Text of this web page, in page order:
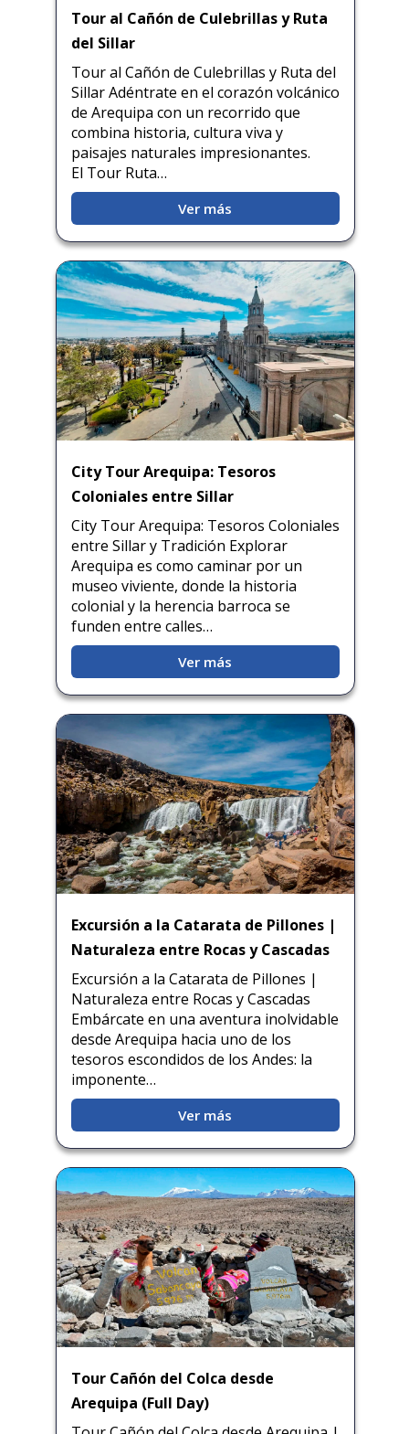
Tour al Cañón de Culebrillas y Ruta
del Sillar
Tour al Cañón de Culebrillas y Ruta del
Sillar Adéntrate en el corazón volcánico
de Arequipa con un recorrido que
combina historia, cultura viva y
paisajes naturales impresionantes.
El Tour Ruta…
Ver más
City Tour Arequipa: Tesoros
Coloniales entre Sillar
City Tour Arequipa: Tesoros Coloniales
entre Sillar y Tradición Explorar
Arequipa es como caminar por un
museo viviente, donde la historia
colonial y la herencia barroca se
funden entre calles…
Ver más
Excursión a la Catarata de Pillones |
Naturaleza entre Rocas y Cascadas
Excursión a la Catarata de Pillones |
Naturaleza entre Rocas y Cascadas
Embárcate en una aventura inolvidable
desde Arequipa hacia uno de los
tesoros escondidos de los Andes: la
imponente…
Ver más
Tour Cañón del Colca desde
Arequipa (Full Day)